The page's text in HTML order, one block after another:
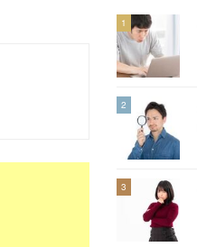
1
2
3